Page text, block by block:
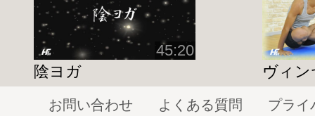
パリヴルッタ・パールシュワコーナ・アー
4）・・・体幹強化、胸を開く
カポタアーサナ（ハトのポーズ）・・・股
45:20
陰ヨガ
ヴィ
お問い合わせ よくある質問
プライ